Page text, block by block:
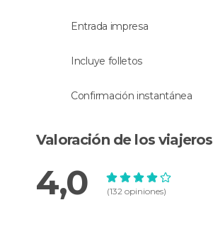
tomar el tren de vuelta a Florencia.
Entrada impresa
Incluye folletos
Confirmación instantánea
Valoración de los viajeros
4,0 (132 opiniones)